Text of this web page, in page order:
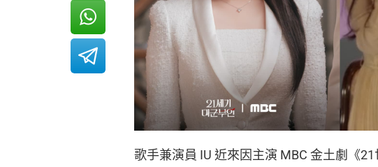
歌手兼演員 IU 近來因主演 MBC 金土劇《